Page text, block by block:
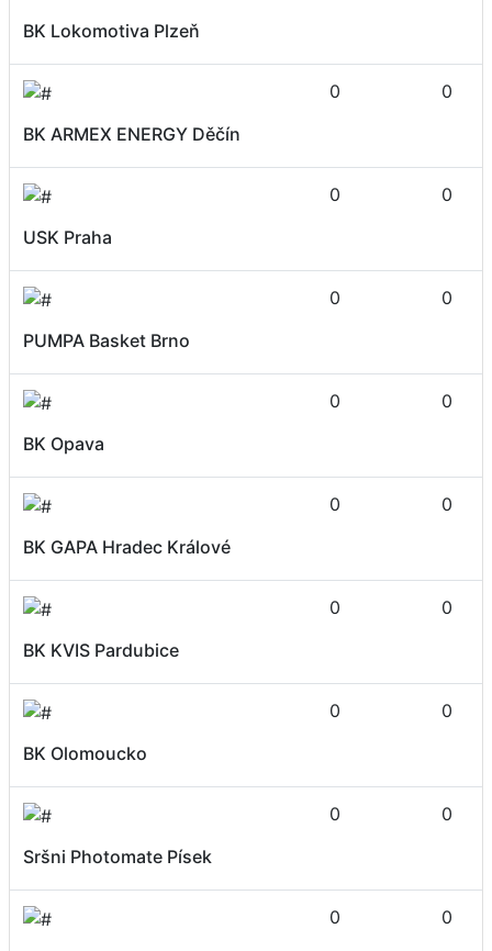
BK Lokomotiva Plzeň
BK ARMEX ENERGY Děčín
0 0
USK Praha
0 0
PUMPA Basket Brno
0 0
BK Opava
0 0
BK GAPA Hradec Králové
0 0
BK KVIS Pardubice
0 0
BK Olomoucko
0 0
Sršni Photomate Písek
0 0
0 0